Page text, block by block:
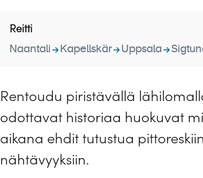
Reitti
Naantali Kapellskär Uppsala
Rentoudu piristävällä
odottavat historiaa huokuvat
aikana ehdit tutustua
nähtävyyksiin.